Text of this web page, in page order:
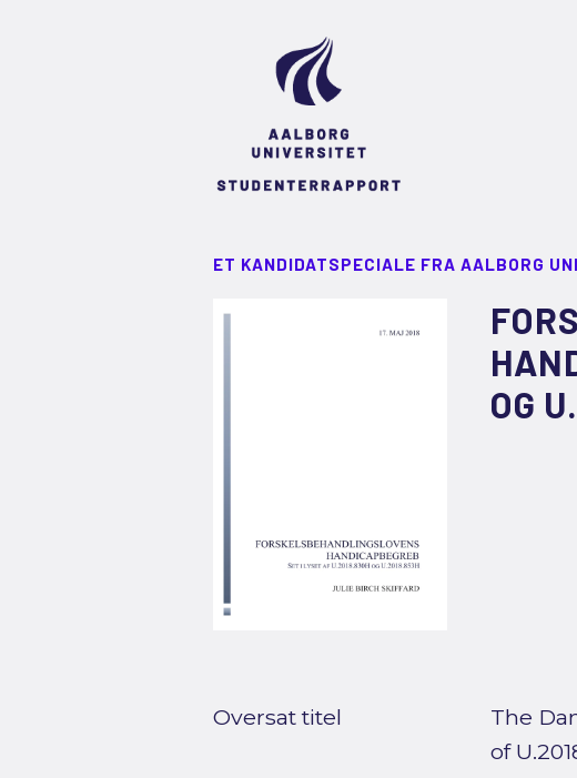
ET KANDIDATSPECIALE FRA AALBORG
OG
Oversat titel
The
of